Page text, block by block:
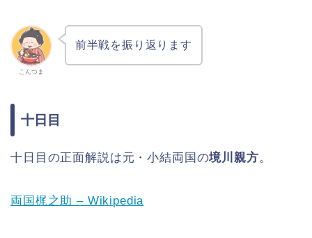
こんつま
前半戦を振り返ります
十日目
十日目の正面解説は元・小結両国の境川親方。
両国梶之助 – Wikipedia